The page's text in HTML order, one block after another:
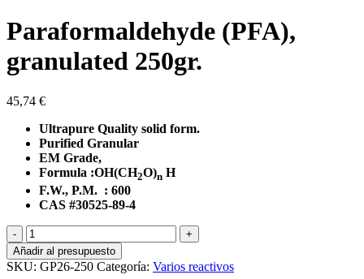
Paraformaldehyde (PFA),
granulated 250gr.
45,74 €
Ultrapure Quality solid form.
Purified Granular
EM Grade,
Formula :OH(CH2O)n H
F.W., P.M. : 600
CAS #30525-89-4
Paraformaldehyde
(PFA),
granulated
250gr.
Añadir al presupuesto
SKU: GP26-250 Categoría: Varios reactivos